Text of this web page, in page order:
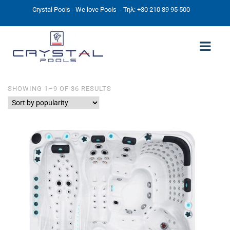
Crystal Pools - We love Pools - Τηλ: +30 210 89 95 500
ΑΡΧΙΚΉ
ΠΙΣΙΝΕΣ
ΠΙΣΙΝΕΣ ΠΡΟΚΑΤ (ΑΔΕΙΑ ΜΙΚΡΗΣ ΚΛΙΜΑΚΑΣ)
ΥΠΕΡΓΕΙΕΣ – ΧΩΡΙΣ ΑΔΕΙΑ
ΠΙΣΙΝΕΣ ΜΠΕΤΟΝ
ΠΙΣΙΝΑ SKIMMER
SHOWING 1–9 OF 36 RESULTS